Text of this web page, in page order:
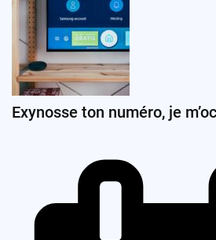
Exynosse ton numéro, je